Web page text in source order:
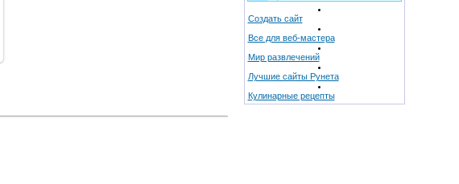
Создать сайт
Все для веб-мастера
Мир развлечений
Лучшие сайты Рунета
Кулинарные рецепты